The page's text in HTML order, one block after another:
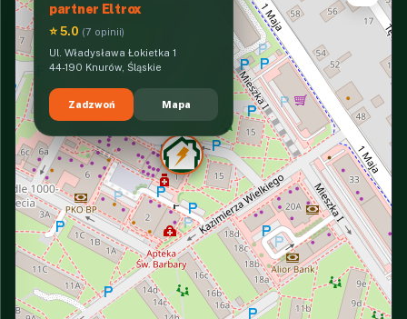
partner Eltrox
⭐ 5.0 (7 opinii)
Ul. Władysława Łokietka 1
44-190 Knurów, Śląskie
Zadzwoń Mapa